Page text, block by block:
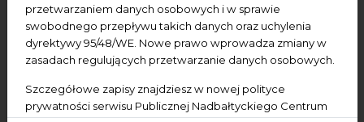
przetwarzaniem danych osobowych i w sprawie
swobodnego przepływu takich danych oraz uchylenia
dyrektywy 95/48/WE. Nowe prawo wprowadza zmiany w
zasadach regulujących przetwarzanie danych osobowych.
Szczegółowe zapisy znajdziesz w nowej polityce
prywatności serwisu Publicznej Nadbałtyckiego Centrum
Data początkowa
Data końcowa
Termin:
-Wszystkie- Dzisiaj Jutro Pojutrze